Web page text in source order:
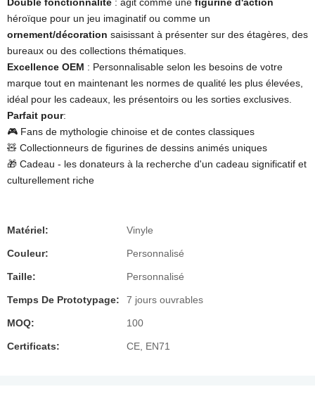
héroïque pour un jeu imaginatif ou comme un
ornement/décoration saisissant à présenter sur des étagères, des
bureaux ou des collections thématiques.
Excellence OEM ​ ​: Personnalisable selon les besoins de votre
marque tout en maintenant les normes de qualité les plus élevées,
idéal pour les cadeaux, les présentoirs ou les sorties exclusives.
Parfait pour​:
🎮 Fans de mythologie chinoise et de contes classiques
🧸 Collectionneurs de figurines de dessins animés uniques
🎁 Cadeau - les donateurs à la recherche d'un cadeau significatif et
culturellement riche
Matériel: Vinyle
Couleur: Personnalisé
Taille: Personnalisé
Temps De Prototypage: 7 jours ouvrables
MOQ: 100
Certificats: CE, EN71